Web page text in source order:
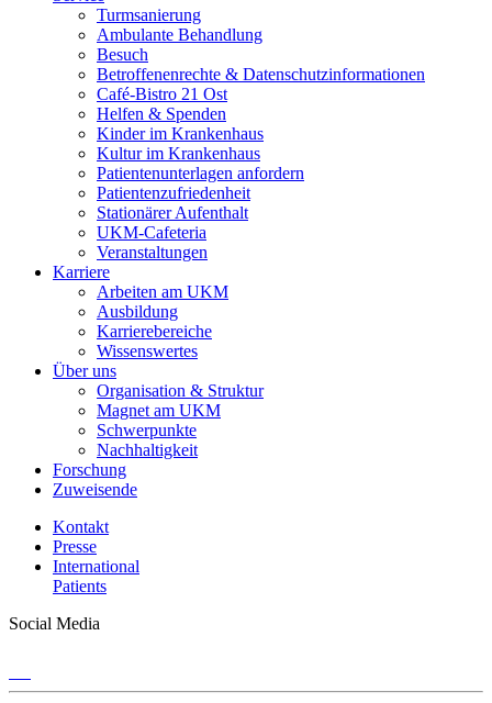
Turmsanierung
Ambulante Behandlung
Besuch
Betroffenenrechte & Datenschutzinformationen
Café-Bistro 21 Ost
Helfen & Spenden
Kinder im Krankenhaus
Kultur im Krankenhaus
Patientenunterlagen anfordern
Patientenzufriedenheit
Stationärer Aufenthalt
UKM-Cafeteria
Veranstaltungen
Karriere
Arbeiten am UKM
Ausbildung
Karrierebereiche
Wissenswertes
Über uns
Organisation & Struktur
Magnet am UKM
Schwerpunkte
Nachhaltigkeit
Forschung
Zuweisende
Kontakt
Presse
International
Patients
Social Media